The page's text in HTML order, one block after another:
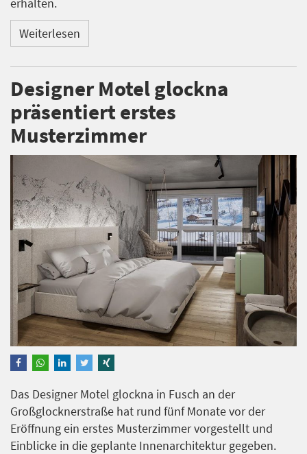
Weiterlesen
Designer Motel glockna
präsentiert erstes
Musterzimmer
Das Designer Motel glockna in Fusch an der
Großglocknerstraße hat rund fünf Monate vor der
Eröffnung ein erstes Musterzimmer vorgestellt und
Einblicke in die geplante Innenarchitektur gegeben.